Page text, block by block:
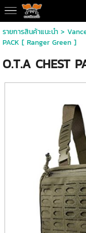
รายการสินค้าแนะนำ>
PACK [ Ranger Green ]
O.T.A CHEST